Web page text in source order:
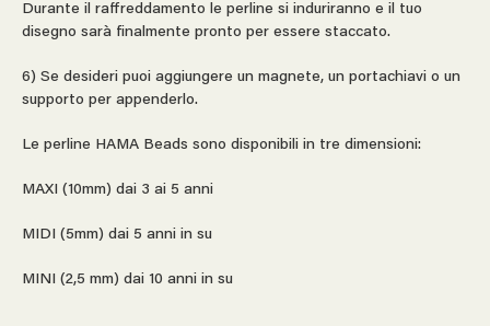
Durante il raffreddamento le perline si induriranno e il tuo
disegno sarà finalmente pronto per essere staccato.
6) Se desideri puoi aggiungere un magnete, un portachiavi o un
supporto per appenderlo.
Le perline HAMA Beads sono disponibili in tre dimensioni:
MAXI (10mm) dai 3 ai 5 anni
MIDI (5mm) dai 5 anni in su
MINI (2,5 mm) dai 10 anni in su